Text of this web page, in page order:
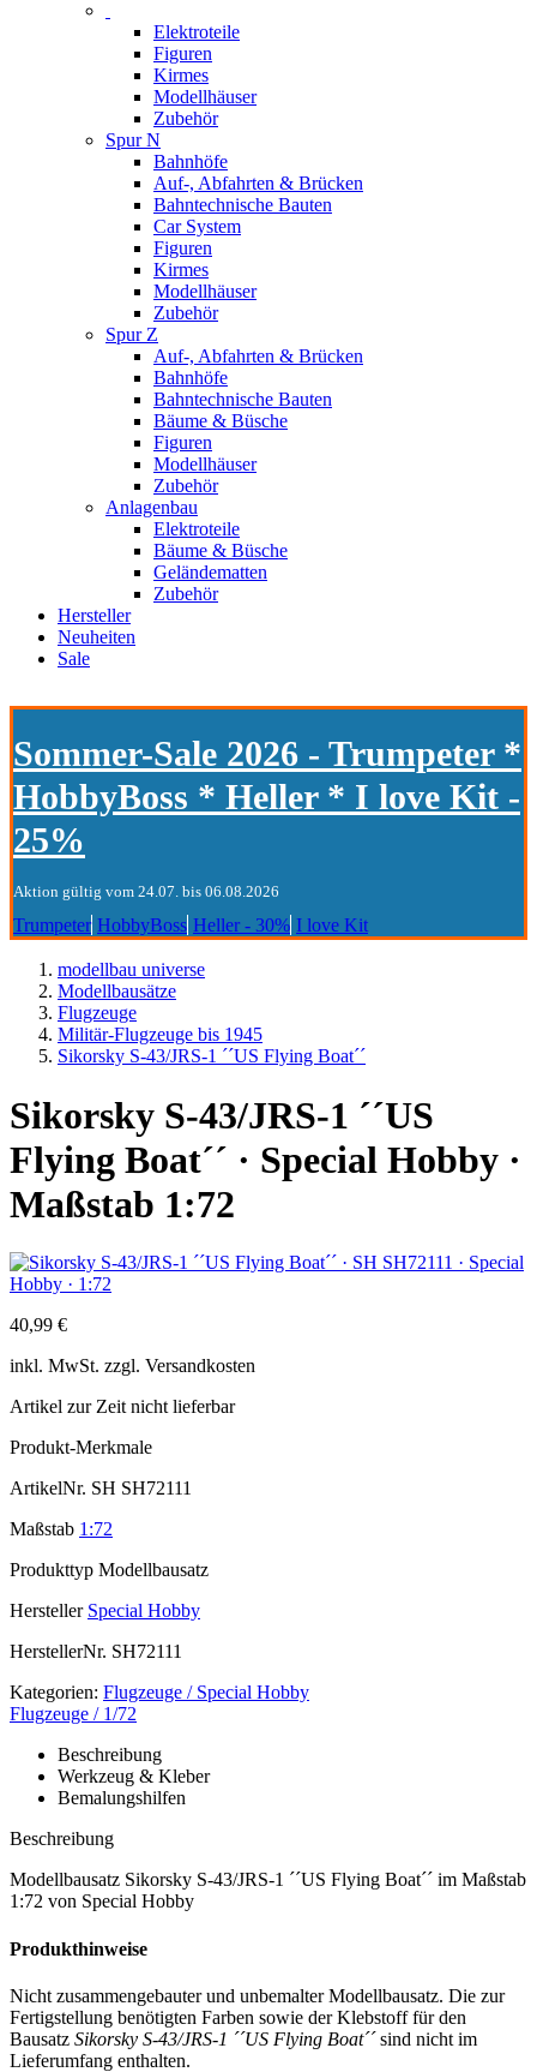
Elektroteile
Figuren
Kirmes
Modellhäuser
Zubehör
Spur N
Bahnhöfe
Auf-, Abfahrten & Brücken
Bahntechnische Bauten
Car System
Figuren
Kirmes
Modellhäuser
Zubehör
Spur Z
Auf-, Abfahrten & Brücken
Bahnhöfe
Bahntechnische Bauten
Bäume & Büsche
Figuren
Modellhäuser
Zubehör
Anlagenbau
Elektroteile
Bäume & Büsche
Geländematten
Zubehör
Hersteller
Neuheiten
Sale
Sommer-Sale 2026 - Trumpeter *
HobbyBoss * Heller * I love Kit -
25%
Aktion gültig vom 24.07. bis 06.08.2026
Trumpeter HobbyBoss Heller - 30% I love Kit
modellbau universe
Modellbausätze
Flugzeuge
Militär-Flugzeuge bis 1945
Sikorsky S-43/JRS-1 ´´US Flying Boat´´
Sikorsky S-43/JRS-1 ´´US
Flying Boat´´ · Special Hobby ·
Maßstab 1:72
40,99 €
inkl. MwSt. zzgl. Versandkosten
Artikel zur Zeit nicht lieferbar
Produkt-Merkmale
ArtikelNr. SH SH72111
Maßstab 1:72
Produkttyp Modellbausatz
Hersteller Special Hobby
HerstellerNr. SH72111
Kategorien: Flugzeuge / Special Hobby
Flugzeuge / 1/72
Beschreibung
Werkzeug & Kleber
Bemalungshilfen
Beschreibung
Modellbausatz Sikorsky S-43/JRS-1 ´´US Flying Boat´´ im Maßstab
1:72 von Special Hobby
Produkthinweise
Nicht zusammengebauter und unbemalter Modellbausatz. Die zur
Fertigstellung benötigten Farben sowie der Klebstoff für den
Bausatz Sikorsky S-43/JRS-1 ´´US Flying Boat´´sind nicht im
Lieferumfang enthalten.